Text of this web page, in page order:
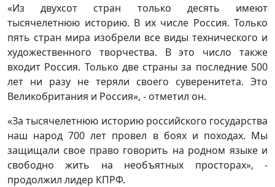
«Из двухсот стран только десять имеют
тысячелетнюю историю. В их числе Россия. Только
пять стран мира изобрели все виды технического и
художественного творчества. В это число также
входит Россия. Только две страны за последние 500
лет ни разу не теряли своего суверенитета. Это
Великобритания и Россия», - отметил он.
«За тысячелетнюю историю российского государства
наш народ 700 лет провел в боях и походах. Мы
защищали свое право говорить на родном языке и
свободно жить на необъятных просторах», -
продолжил лидер КПРФ.